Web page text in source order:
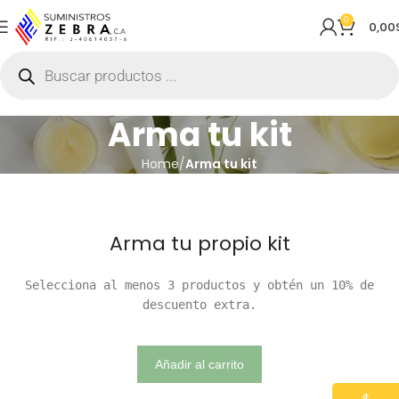
0 0,00
Arma tu kit
Home Arma tu kit
Arma tu propio kit
Selecciona al menos 3 productos y obtén un 10% de
descuento extra.
Añadir al carrito